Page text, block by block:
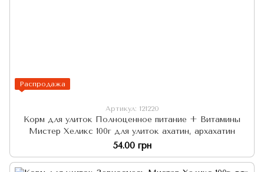
Распродажа
Артикул: 121220
Корм для улиток Полноценное питание + Витамины
Мистер Хеликс 100г для улиток ахатин, архахатин
54.00 грн